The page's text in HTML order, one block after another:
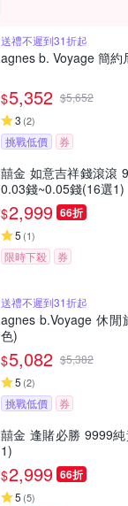
送禮不遲到31折起
agnes b. Voyage 簡約
$5,352 $5,652
3 (2)
挑戰低價 券
囍金 如意吉祥錢滾滾
0.03錢~0.05錢(16選1)
$2,999 66折
5 (1)
限時下殺 券
送禮不遲到31折起
agnes b.Voyage 休
色)
$5,082 $5,382
5 (2)
挑戰低價 券
囍金 逢賭必勝 9999
1)
$2,999 66折
5 (5)